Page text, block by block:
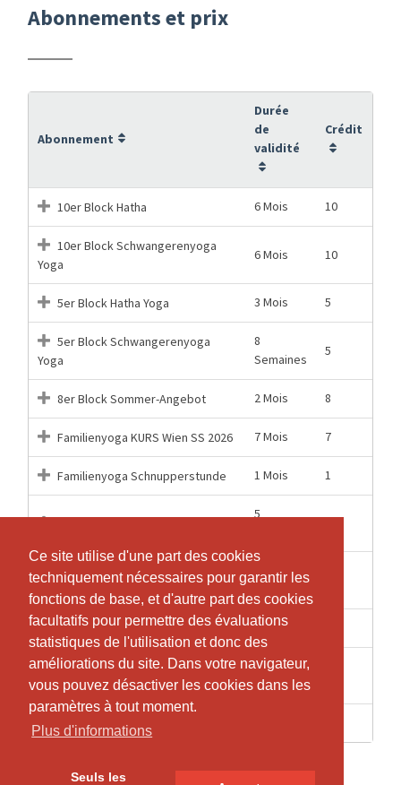
Ce site utilise d'une part des cookies
techniquement nécessaires pour garantir les
fonctions de base, et d'autre part des cookies
facultatifs pour permettre des évaluations
statistiques de l'utilisation et donc des
améliorations du site. Dans votre navigateur,
vous pouvez désactiver les cookies dans les
paramètres à tout moment.
Plus d'informations
Seuls les
Ce site utilise d'une part des cookies
techniquement nécessaires pour garantir les
fonctions de base, et d'autre part des cookies
facultatifs pour permettre des évaluations
statistiques de l'utilisation et donc des
améliorations du site. Dans votre navigateur,
vous pouvez désactiver les cookies dans les
paramètres à tout moment.
Plus d'informations
Seuls les
Abonnements et prix
Abonnement
Durée
de
validité
Crédit
10er Block Hatha 6 Mois 10
10er Block Schwangerenyoga
Yoga
6 Mois 10
5er Block Hatha Yoga 3 Mois 5
5er Block Schwangerenyoga
Yoga
8
Semaines
5
8er Block Sommer-Angebot 2 Mois 8
Familienyoga KURS Wien SS 2026 7 Mois 7
Familienyoga Schnupperstunde 1 Mois 1
5
5
Online Stunde Pränatal oder
Einzelstunde
Online Yoga 60min EZ 4 Mois
Schnupperstunde
3
Semaines
Workshop Hormonyoga